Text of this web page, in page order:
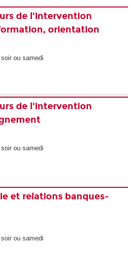
de l'intervention
orientation
ou samedi
de l'intervention
ou samedi
et relations banques-
ou samedi